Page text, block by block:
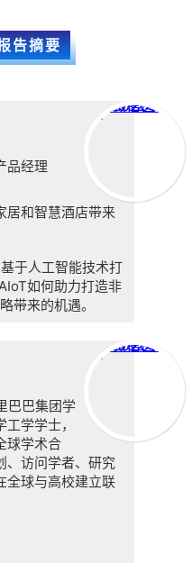
告摘要
品经理
居和智慧酒店带来
基于人工智能技术打
如何助力打造非
带来的机遇。
巴巴集团学
学学士，
球学术合
、访问学者、研究
全球与高校建立联